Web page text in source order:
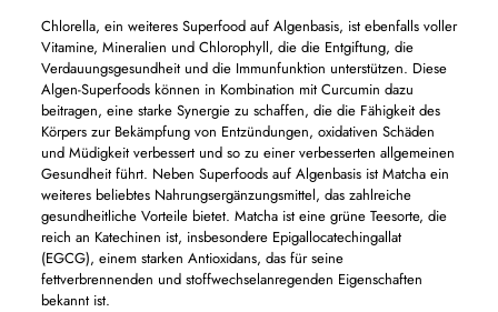
Chlorella, ein weiteres Superfood auf Algenbasis, ist ebenfalls voller
Vitamine, Mineralien und Chlorophyll, die die Entgiftung, die
Verdauungsgesundheit und die Immunfunktion unterstützen. Diese
Algen-Superfoods können in Kombination mit Curcumin dazu
beitragen, eine starke Synergie zu schaffen, die die Fähigkeit des
Körpers zur Bekämpfung von Entzündungen, oxidativen Schäden
und Müdigkeit verbessert und so zu einer verbesserten allgemeinen
Gesundheit führt. Neben Superfoods auf Algenbasis ist Matcha ein
weiteres beliebtes Nahrungsergänzungsmittel, das zahlreiche
gesundheitliche Vorteile bietet. Matcha ist eine grüne Teesorte, die
reich an Katechinen ist, insbesondere Epigallocatechingallat
(EGCG), einem starken Antioxidans, das für seine
fettverbrennenden und stoffwechselanregenden Eigenschaften
bekannt ist.